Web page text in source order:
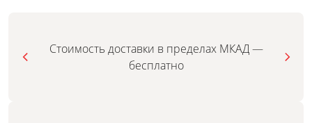
Стоимость доставки в пределах МКАД —
бесплатно